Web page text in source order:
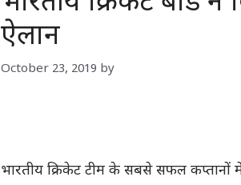
ऐलान
October 23, 2019 by
भारतीय क्रिकेट टीम के सबसे सफल